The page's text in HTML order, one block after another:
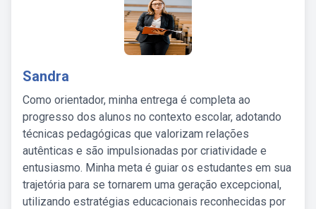
Sandra
Como orientador, minha entrega é completa ao
progresso dos alunos no contexto escolar, adotando
técnicas pedagógicas que valorizam relações
autênticas e são impulsionadas por criatividade e
entusiasmo. Minha meta é guiar os estudantes em sua
trajetória para se tornarem uma geração excepcional,
utilizando estratégias educacionais reconhecidas por